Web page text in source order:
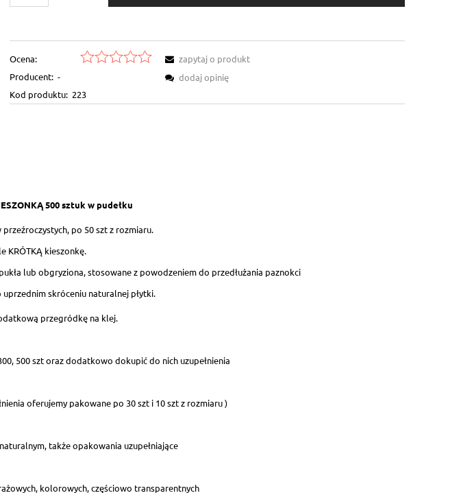
Ocena:
Producent: -
Kod produktu: 223
zapytaj o produkt
dodaj opinię
500 sztuk w pudełku
po 50 szt z rozmiaru.
KRÓTKĄ kieszonkę.
lub obgryziona, stosowane z powodzeniem do przedłużania paznokci
skróceniu naturalnej płytki.
przegródkę na klej.
500 szt oraz dodatkowo dokupić do nich uzupełnienia
oferujemy pakowane po 30 szt i 10 szt z rozmiaru )
także opakowania uzupełniające
kolorowych, częściowo transparentnych